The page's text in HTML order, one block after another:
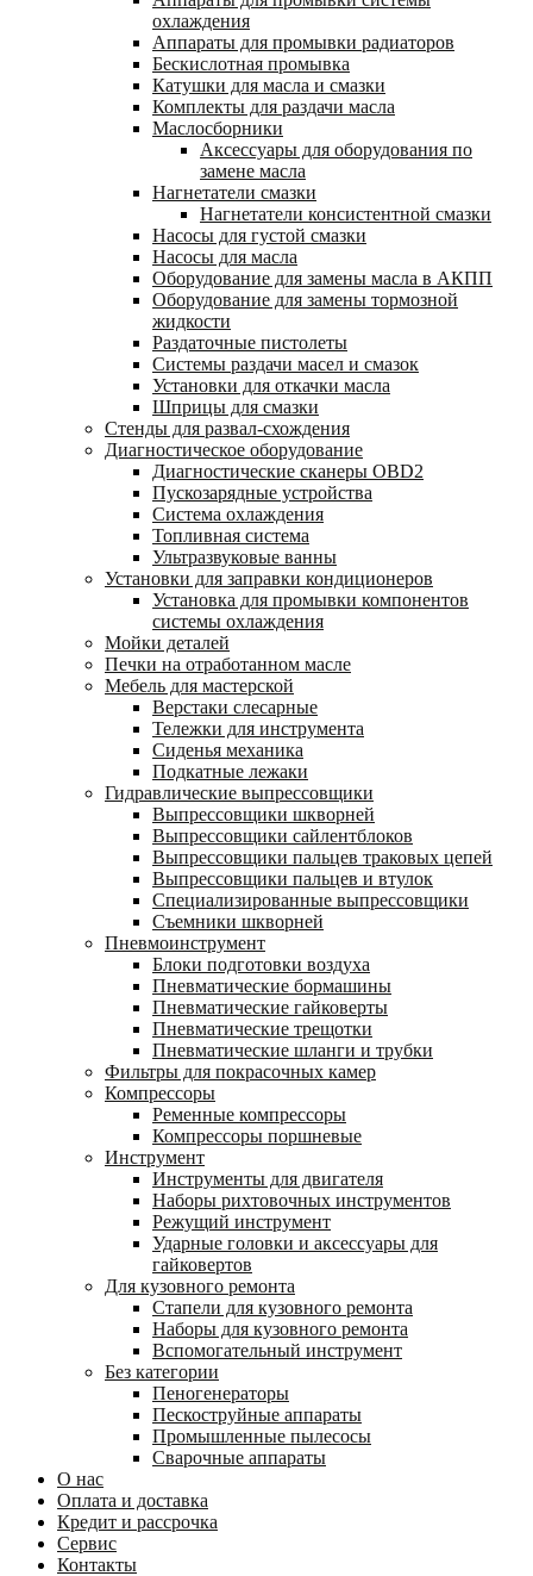
охлаждения
Аппараты для промывки радиаторов
Бескислотная промывка
Катушки для масла и смазки
Комплекты для раздачи масла
Маслосборники
Аксессуары для оборудования по
замене масла
Нагнетатели смазки
Нагнетатели консистентной смазки
Насосы для густой смазки
Насосы для масла
Оборудование для замены масла в АКПП
Оборудование для замены тормозной
жидкости
Раздаточные пистолеты
Системы раздачи масел и смазок
Установки для откачки масла
Шприцы для смазки
Стенды для развал-схождения
Диагностическое оборудование
Диагностические сканеры OBD2
Пускозарядные устройства
Система охлаждения
Топливная система
Ультразвуковые ванны
Установки для заправки кондиционеров
Установка для промывки компонентов
системы охлаждения
Мойки деталей
Печки на отработанном масле
Мебель для мастерской
Верстаки слесарные
Тележки для инструмента
Сиденья механика
Подкатные лежаки
Гидравлические выпрессовщики
Выпрессовщики шкворней
Выпрессовщики сайлентблоков
Выпрессовщики пальцев траковых цепей
Выпрессовщики пальцев и втулок
Специализированные выпрессовщики
Cъемники шкворней
Пневмоинструмент
Блоки подготовки воздуха
Пневматические бормашины
Пневматические гайковерты
Пневматические трещотки
Пневматические шланги и трубки
Фильтры для покрасочных камер
Компрессоры
Ременные компрессоры
Компрессоры поршневые
Инструмент
Инструменты для двигателя
Наборы рихтовочных инструментов
Режущий инструмент
Ударные головки и аксессуары для
гайковертов
Для кузовного ремонта
Стапели для кузовного ремонта
Наборы для кузовного ремонта
Вспомогательный инструмент
Без категории
Пеногенераторы
Пескоструйные аппараты
Промышленные пылесосы
Сварочные аппараты
О нас
Оплата и доставка
Кредит и рассрочка
Сервис
Контакты